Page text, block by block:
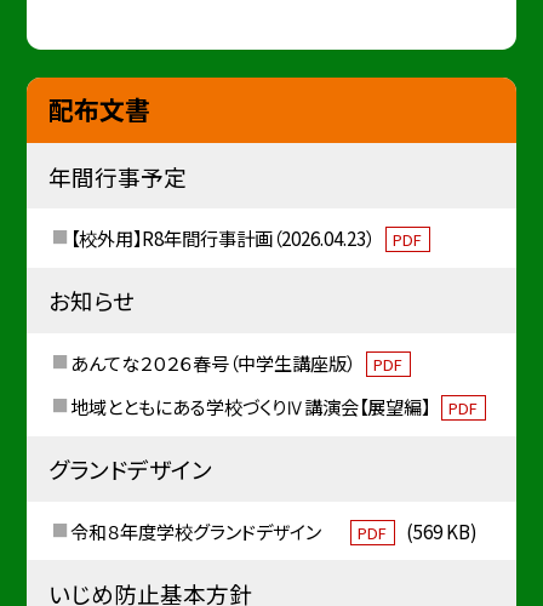
配布文書
年間行事予定
【校外用】R8年間行事計画（2026.04.23） PDF
お知らせ
あんてな２０２６春号（中学生講座版） PDF
地域とともにある学校づくりⅣ講演会【展望編】 PDF
グランドデザイン
令和８年度学校グランドデザイン PDF (569 KB)
いじめ防止基本方針